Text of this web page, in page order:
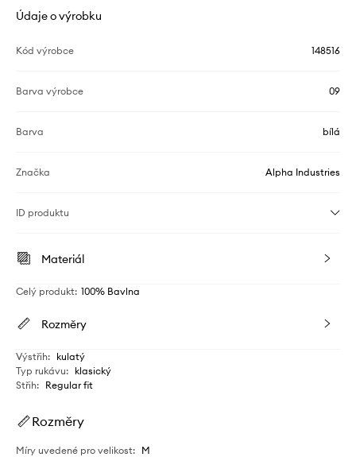
Údaje o výrobku
Kód výrobce 148516
Barva výrobce 09
Barva bílá
Značka Alpha Industries
ID produktu
Materiál
Celý produkt: 100% Bavlna
Rozměry
Výstřih: kulatý
Typ rukávu: klasický
Střih: Regular fit
Rozměry
Míry uvedené pro velikost: M